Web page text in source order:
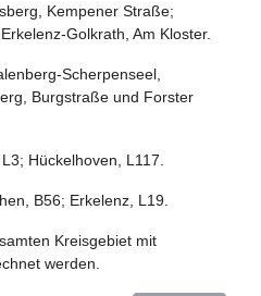
Kempener Straße;
Golkrath, Am Kloster.
Scherpenseel,
Burgstraße und Forster
Hückelhoven, L117.
B56; Erkelenz, L19.
Kreisgebiet mit
werden.